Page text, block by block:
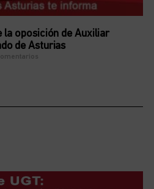
la oposición de Auxiliar
de Asturias